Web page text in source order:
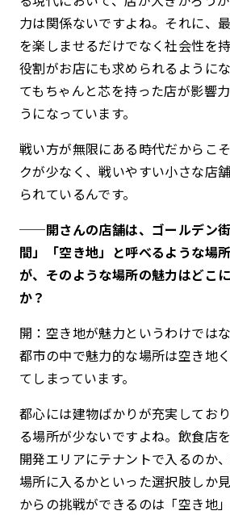
力は関係ないですよね。それに、
を楽しませるだけでなく社会性を
役割がお店にも求められるように
てもちゃんと芯を持った店が影響
うになっています。
戦い方が無限にある時代だからこ
クが少なく、戦いやすい小さな店
られているんです。
──開さんの店舗は、ゴールデン
間」「空き地」と呼べるような場
が、そのような場所の魅力はどこ
か？
開：空き地が魅力というわけではな
都市の中で魅力的な場所は空き地
てしまっています。
都心には建物ばかりが充実してお
る場所が少ないですよね。飲食店
開発エリアにテナントで入るのか
場所に入るかといった選択肢しか
からの挑戦ができるのは「空き地